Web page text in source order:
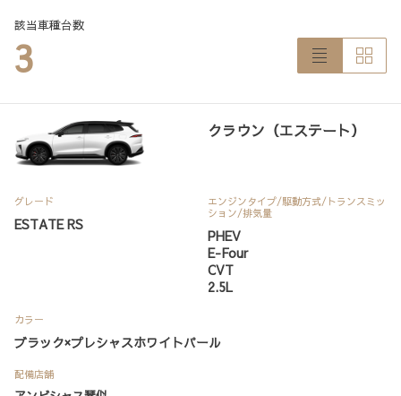
該当車種台数
3
クラウン（エステート）
グレード
ESTATE RS
エンジンタイプ/駆動方式/ トランスミッ
ション/排気量
PHEV
E-Four
CVT
2.5L
カラー
ブラック×プレシャスホワイトパール
配備店舗